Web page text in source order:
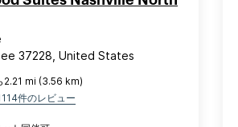
37228, United States
2.21 mi (3.56 km)
件のレビュー